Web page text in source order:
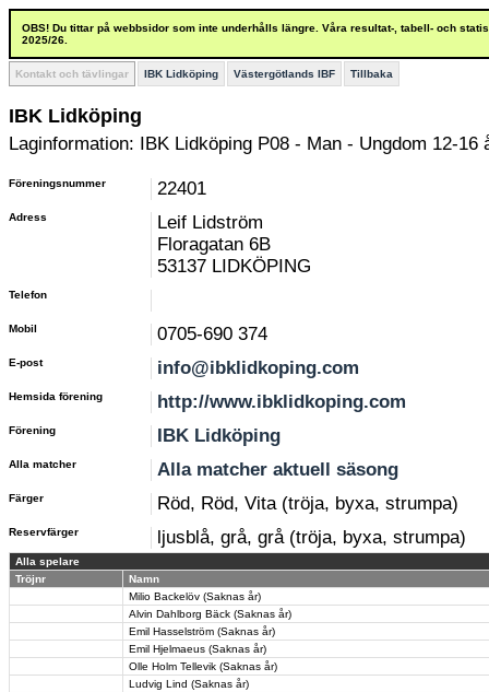
OBS! Du tittar på webbsidor som inte underhålls längre. Våra resultat-, tabell- och
2025/26.
Kontakt och tävlingar IBK Lidköping Västergötlands IBF Tillbaka
IBK Lidköping
Laginformation: IBK Lidköping P08 - Man - Ungdom 12-16
Föreningsnummer 22401
Adress
Leif Lidström
Floragatan 6B
53137 LIDKÖPING
Telefon
Mobil 0705-690 374
E-post info@ibklidkoping.com
Hemsida förening http://www.ibklidkoping.com
Förening IBK Lidköping
Alla matcher Alla matcher aktuell säsong
Färger Röd, Röd, Vita (tröja, byxa, strumpa)
Reservfärger ljusblå, grå, grå (tröja, byxa, strumpa)
Alla spelare
Tröjnr
Namn
Milio Backelöv (Saknas år)
Alvin Dahlborg Bäck (Saknas år)
Emil Hasselström (Saknas år)
Emil Hjelmaeus (Saknas år)
Olle Holm Tellevik (Saknas år)
Ludvig Lind (Saknas år)